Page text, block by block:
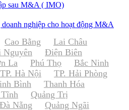
sau M&A ( IMO)
nghiệp cho hoạt động M&A
Cao Bằng
Lai Châu
Nguyên
Điện Biên
La Phú Thọ
Bắc Ninh
TP. Hà Nội
TP. Hải Phòng
Bình
Thanh Hóa
Quảng Trị
Nẵng Quảng Ngãi